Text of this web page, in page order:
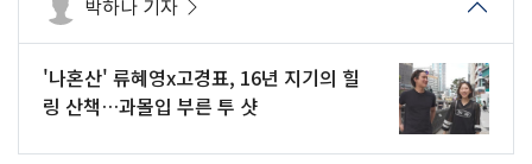
박하나 기자
'나혼산' 류혜영x고경표, 16년 지기의 힐
링 산책…과몰입 부른 투 샷